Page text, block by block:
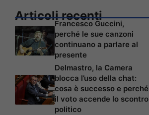
Articoli recenti
Francesco Guccini,
perché le sue canzoni
continuano a parlare al
presente
Delmastro, la Camera
blocca l’uso della chat:
cosa è successo e perché
il voto accende lo scontro
politico